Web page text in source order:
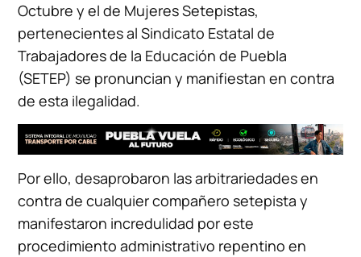
Octubre y el de Mujeres Setepistas,
pertenecientes al Sindicato Estatal de
Trabajadores de la Educación de Puebla
(SETEP) se pronuncian y manifiestan en contra
de esta ilegalidad.
Por ello, desaprobaron las arbitrariedades en
contra de cualquier compañero setepista y
manifestaron incredulidad por este
procedimiento administrativo repentino en